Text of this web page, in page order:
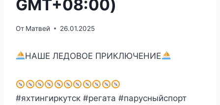
GMT+08:00)
От Матвей 26.01.2025
НАШЕ ЛЕДОВОЕ ПРИКЛЮЧЕНИЕ
#яхтингиркутск #регата #парусныйспорт